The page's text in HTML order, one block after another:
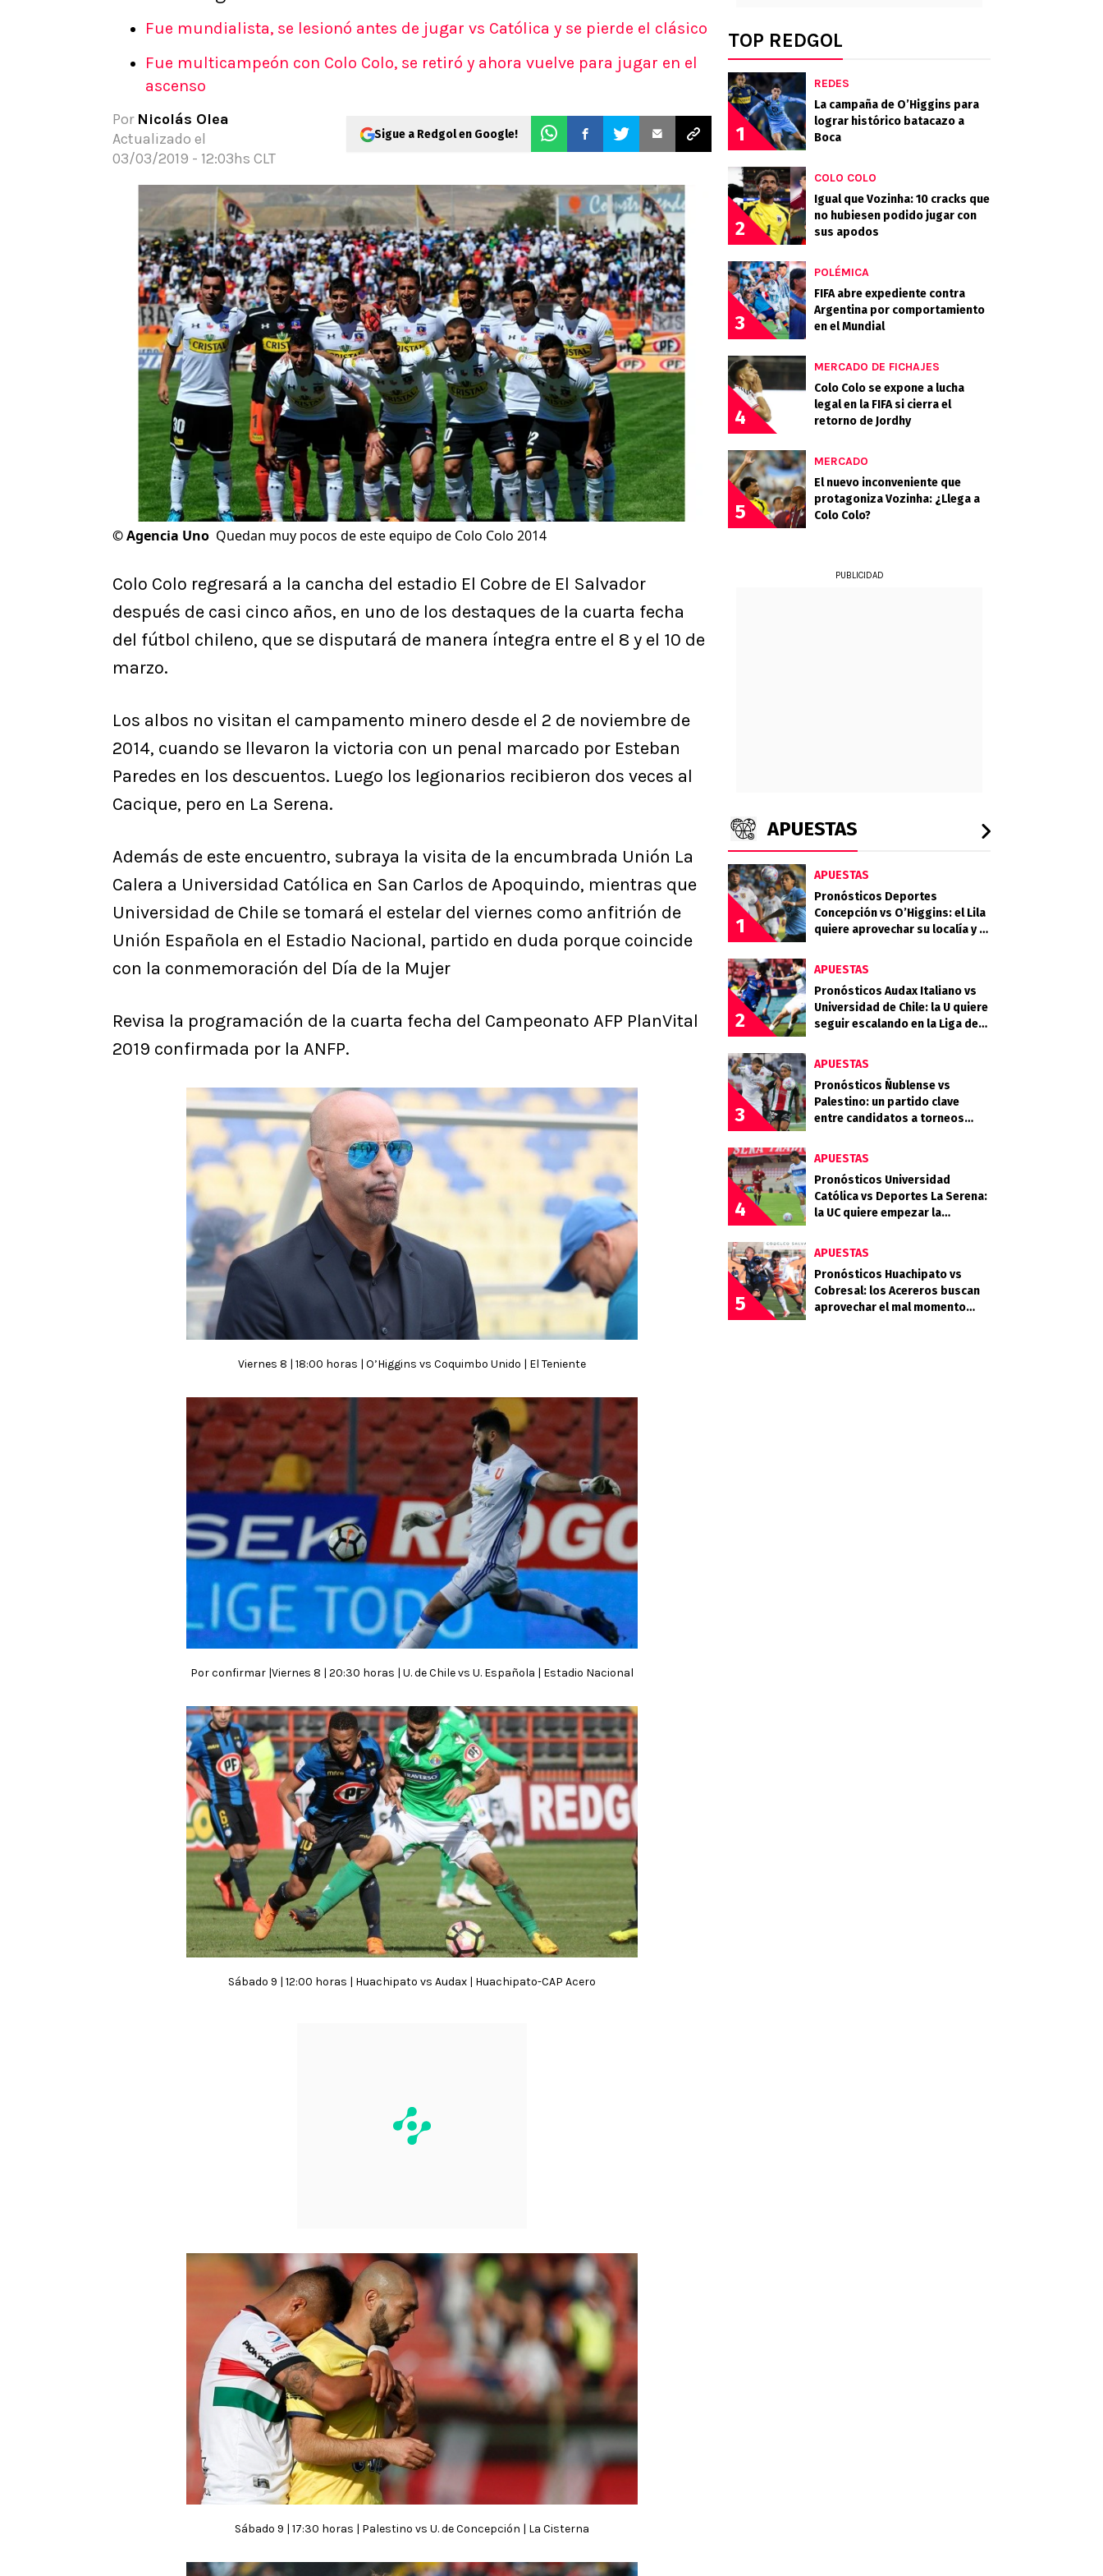
Apuesta del día
Fue mundialista, se lesionó antes de jugar vs Católica y se pierde el clásico
Fue multicampeón con Colo Colo, se retiró y ahora vuelve para jugar en el
ascenso
Por Nicolás Olea
Actualizado el
03/03/2019 - 12:03hs CLT
Sigue a Redgol en Google!
©Agencia Uno Quedan muy pocos de este equipo de Colo Colo 2014
Colo Colo regresará a la cancha del estadio El Cobre de El Salvador
después de casi cinco años, en uno de los destaques de la cuarta fecha
del fútbol chileno, que se disputará de manera íntegra entre el 8 y el 10 de
marzo.
Los albos no visitan el campamento minero desde el 2 de noviembre de
2014, cuando se llevaron la victoria con un penal marcado por Esteban
Paredes en los descuentos. Luego los legionarios recibieron dos veces al
Cacique, pero en La Serena.
Además de este encuentro, subraya la visita de la encumbrada Unión La
Calera a Universidad Católica en San Carlos de Apoquindo, mientras que
Universidad de Chile se tomará el estelar del viernes como anfitrión de
Unión Española en el Estadio Nacional, partido en duda porque coincide
con la conmemoración del Día de la Mujer
Revisa la programación de la cuarta fecha del Campeonato AFP PlanVital
2019 confirmada por la ANFP.
Viernes 8 | 18:00 horas | O’Higgins vs Coquimbo Unido | El Teniente
Por confirmar |Viernes 8 | 20:30 horas | U. de Chile vs U. Española | Estadio Nacional
Sábado 9 | 12:00 horas | Huachipato vs Audax | Huachipato-CAP Acero
Sábado 9 | 17:30 horas | Palestino vs U. de Concepción | La Cisterna
TOP REDGOL
1
REDES
La campaña de O’Higgins para
lograr histórico batacazo a
Boca
2
COLO COLO
Igual que Vozinha: 10 cracks que
no hubiesen podido jugar con
sus apodos
3
POLÉMICA
FIFA abre expediente contra
Argentina por comportamiento
en el Mundial
4
MERCADO DE FICHAJES
Colo Colo se expone a lucha
legal en la FIFA si cierra el
retorno de Jordhy
5
MERCADO
El nuevo inconveniente que
protagoniza Vozinha: ¿Llega a
Colo Colo?
PUBLICIDAD
APUESTAS
1
APUESTAS
Pronósticos Deportes
Concepción vs O’Higgins: el Lila
quiere aprovechar su localía y el
2
APUESTAS
Pronósticos Audax Italiano vs
Universidad de Chile: la U quiere
seguir escalando en la Liga de
3
APUESTAS
Pronósticos Ñublense vs
Palestino: un partido clave
entre candidatos a torneos
4
APUESTAS
Pronósticos Universidad
Católica vs Deportes La Serena:
la UC quiere empezar la
5
APUESTAS
Pronósticos Huachipato vs
Cobresal: los Acereros buscan
aprovechar el mal momento